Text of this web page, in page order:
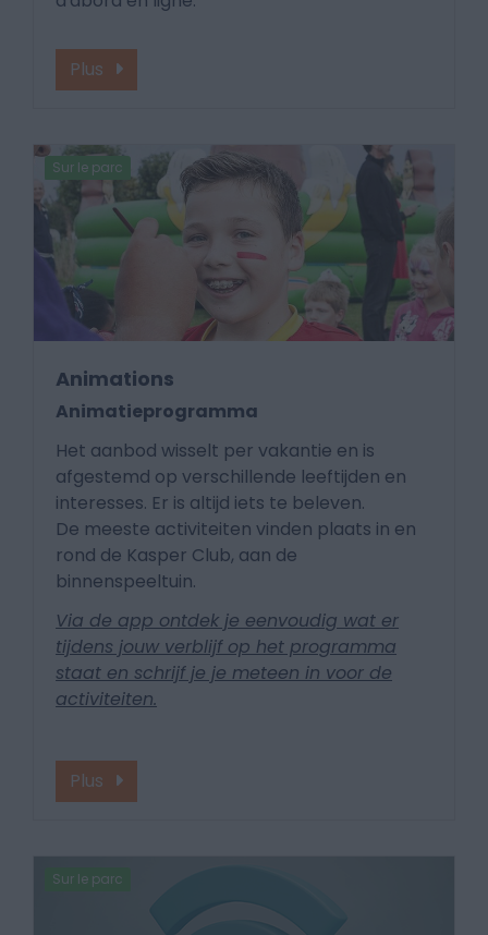
Plus
Sur le parc
Animations
Animatieprogramma
Het aanbod wisselt per vakantie en is
afgestemd op verschillende leeftijden en
interesses. Er is altijd iets te beleven.
De meeste activiteiten vinden plaats in en
rond de Kasper Club, aan de
binnenspeeltuin.
Via de app ontdek je eenvoudig wat er
tijdens jouw verblijf op het programma
staat en schrijf je je meteen in voor de
activiteiten.
Plus
Sur le parc